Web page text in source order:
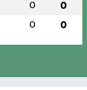
0 0
0 0